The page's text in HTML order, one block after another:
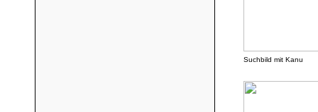
Suchbild mit Kanu